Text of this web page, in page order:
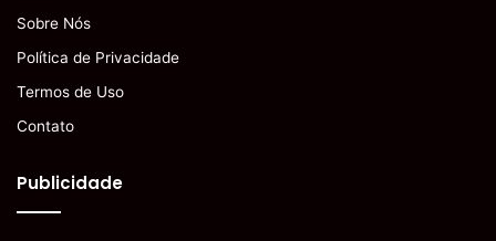
Sobre Nós
Política de Privacidade
Termos de Uso
Contato
Publicidade